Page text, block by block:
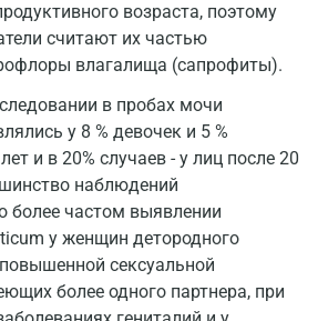
возраста, поэтому
считают их частью
влагалища (сапрофиты).
в пробах мочи
у 8 % девочек и 5 %
и в 20% случаев - у лиц после 20
наблюдений
более частом выявлении
у женщин детородного
сексуальной
более одного партнера, при